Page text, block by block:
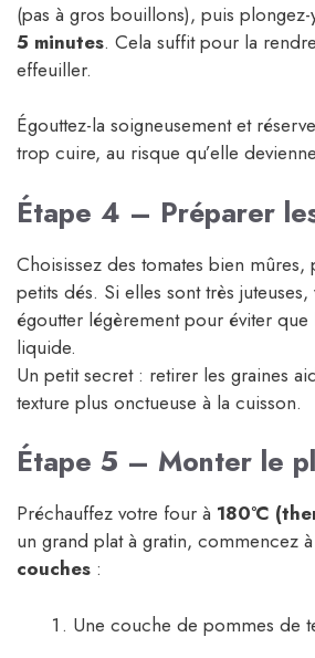
(pas à gros bouillons), puis
5 minutes. Cela suffit pour la
effeuiller.
Égouttez-la soigneusement et
trop cuire, au risque qu’elle
Étape 4 – Préparer
Choisissez des tomates bien mûres,
petits dés. Si elles sont très
égoutter légèrement pour éviter
liquide.
Un petit secret : retirer les graines
texture plus onctueuse à la cuisson.
Étape 5 – Monter le
Préchauffez votre four à 180°C
un grand plat à gratin, commencez à
couches :
Une couche de pommes de